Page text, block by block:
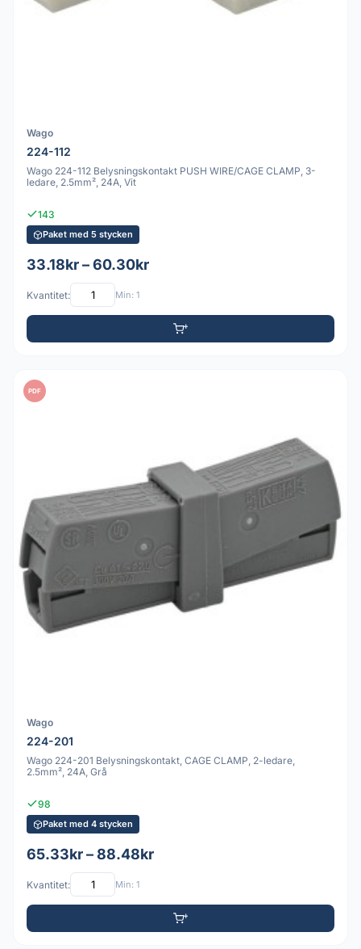
Wago
224-112
Wago 224-112 Belysningskontakt PUSH WIRE/CAGE CLAMP, 3-
ledare, 2.5mm², 24A, Vit
143
Paket med 5 stycken
33.18kr – 60.30kr
Kvantitet: Min: 1
PDF
Wago
224-201
Wago 224-201 Belysningskontakt, CAGE CLAMP, 2-ledare,
2.5mm², 24A, Grå
98
Paket med 4 stycken
65.33kr – 88.48kr
Kvantitet: Min: 1